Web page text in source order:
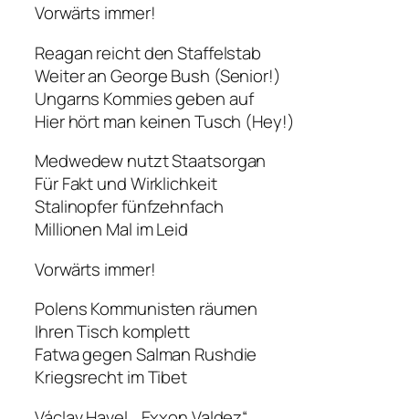
Vorwärts immer!
Reagan reicht den Staffelstab
Weiter an George Bush (Senior!)
Ungarns Kommies geben auf
Hier hört man keinen Tusch (Hey!)
Medwedew nutzt Staatsorgan
Für Fakt und Wirklichkeit
Stalinopfer fünfzehnfach
Millionen Mal im Leid
Vorwärts immer!
Polens Kommunisten räumen
Ihren Tisch komplett
Fatwa gegen Salman Rushdie
Kriegsrecht im Tibet